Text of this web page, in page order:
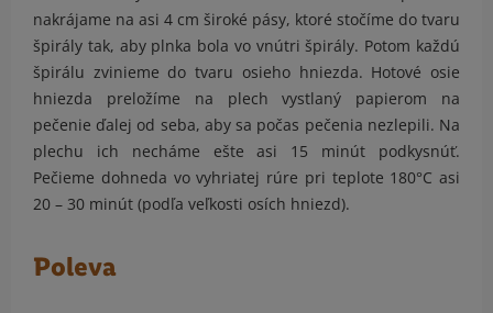
nakrájame na asi 4 cm široké pásy, ktoré stočíme do tvaru
špirály tak, aby plnka bola vo vnútri špirály. Potom každú
špirálu zvinieme do tvaru osieho hniezda. Hotové osie
hniezda preložíme na plech vystlaný papierom na
pečenie ďalej od seba, aby sa počas pečenia nezlepili. Na
plechu ich necháme ešte asi 15 minút podkysnúť.
Pečieme dohneda vo vyhriatej rúre pri teplote 180°C asi
20 – 30 minút (podľa veľkosti osích hniezd).
Poleva